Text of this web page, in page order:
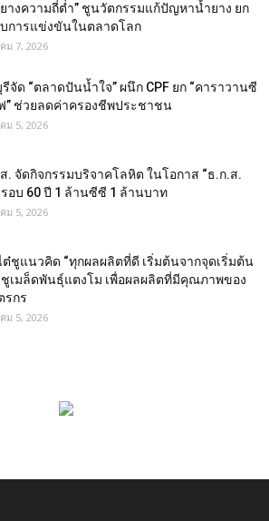
างความถี่ต่ำ” ชูนวัตกรรมแก้ปัญหาน้ำยาง ยก
การแข่งขันในตลาดโลก
ม 7, 2026
จัด “ตลาดปันน้ำใจ” ผนึก CPF ยก “คาราวานซี
” ช่วยลดค่าครองชีพประชาชน
ม 5, 2026
. จัดกิจกรรมบริจาคโลหิต ในโอกาส “ธ.ก.ส.
อบ 60 ปี 1 ล้านซีซี 1 ล้านบาท
ม 5, 2026
ต๋ชูแนวคิด “ทุกผลผลิตที่ดี เริ่มต้นจากจุดเริ่มต้น
ชูเมล็ดพันธุ์แตงโม เพื่อผลผลิตที่มีคุณภาพของ
รกร
ม 5, 2026